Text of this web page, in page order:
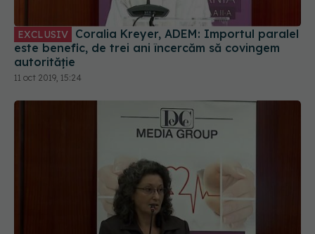
EXCLUSIV
este benefic, de trei ani încercăm să covingem
autorităție
11 oct 2019, 15:24